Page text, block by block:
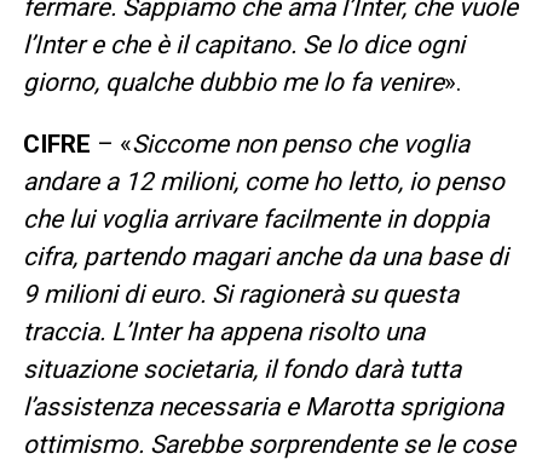
fermare. Sappiamo che ama l’Inter, che vuole
l’Inter e che è il capitano. Se lo dice ogni
giorno, qualche dubbio me lo fa venire».
CIFRE – «Siccome non penso che voglia
andare a 12 milioni, come ho letto, io penso
che lui voglia arrivare facilmente in doppia
cifra, partendo magari anche da una base di
9 milioni di euro. Si ragionerà su questa
traccia. L’Inter ha appena risolto una
situazione societaria, il fondo darà tutta
l’assistenza necessaria e Marotta sprigiona
ottimismo. Sarebbe sorprendente se le cose